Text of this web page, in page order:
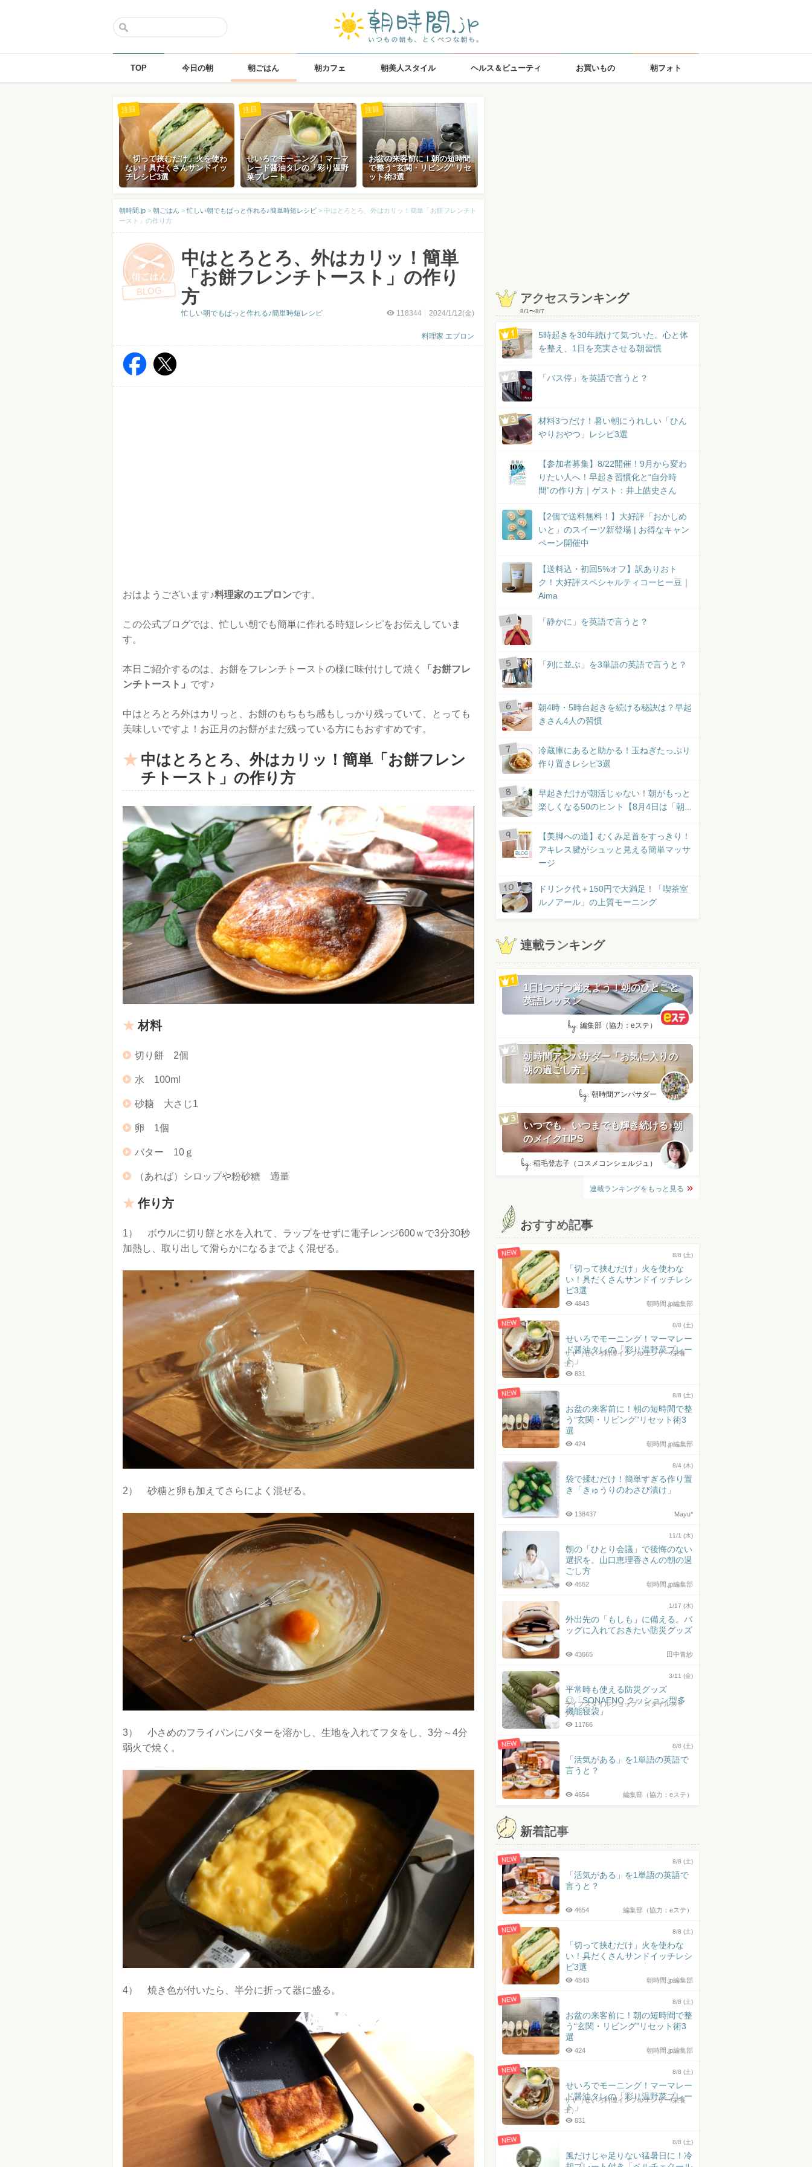
TOP 今日の朝 朝ごはん 朝カフェ 朝美人スタイル ヘルス＆ビューティ お買いもの 朝フォト
「切って挟むだけ」火を使わ
ない！具だくさんサンドイッ
チレシピ3選
注目
せいろでモーニング！マーマ
レード醤油タレの「彩り温野
菜プレート」
注目
お盆の来客前に！朝の短時間
で整う“玄関・リビング”リセ
ット術3選
注目
朝時間.jp > 朝ごはん >忙しい朝でもぱっと作れる♪簡単時短レシピ > 中はとろとろ、外はカリッ！簡単「お餅フレンチト
ースト」の作り方
BLOG
中はとろとろ、外はカリッ！簡単
「お餅フレンチトースト」の作り
方
118344 2024/1/12(金)
料理家 エプロン
忙しい朝でもぱっと作れる♪簡単時短レシピ
おはようございます♪料理家のエプロンです。
この公式ブログでは、忙しい朝でも簡単に作れる時短レシピをお伝えしていま
す。
本日ご紹介するのは、お餅をフレンチトーストの様に味付けして焼く
「お餅フレ
ンチトースト」 です♪
中はとろとろ外はカリっと、お餅のもちもち感もしっかり残っていて、とっても
美味しいですよ！お正月のお餅がまだ残っている方にもおすすめです。
中はとろとろ、外はカリッ！簡単「お餅フレン
チトースト」の作り方
材料
切り餅 2個
水 100ml
砂糖 大さじ1
卵 1個
バター 10ｇ
（あれば）シロップや粉砂糖 適量
作り方
1） ボウルに切り餅と水を入れて、ラップをせずに電子レンジ600ｗで3分30秒
加熱し、取り出して滑らかになるまでよく混ぜる。
2） 砂糖と卵も加えてさらによく混ぜる。
3） 小さめのフライパンにバターを溶かし、生地を入れてフタをし、3分～4分
弱火で焼く。
4） 焼き色が付いたら、半分に折って器に盛る。
アクセスランキング
8/1〜8/7
5時起きを30年続けて気づいた。心と体
を整え、1日を充実させる朝習慣
「バス停」を英語で言うと？
材料3つだけ！暑い朝にうれしい「ひん
やりおやつ」レシピ3選
【参加者募集】8/22開催！9月から変わ
りたい人へ！早起き習慣化と“自分時
間”の作り方｜ゲスト：井上皓史さん
【2個で送料無料！】大好評「おかしめ
いと」のスイーツ新登場 | お得なキャン
ペーン開催中
【送料込・初回5%オフ】訳ありおト
ク！大好評スペシャルティコーヒー豆｜
Aima
「静かに」を英語で言うと？
「列に並ぶ」を3単語の英語で言うと？
朝4時・5時台起きを続ける秘訣は？早起
きさん4人の習慣
冷蔵庫にあると助かる！玉ねぎたっぷり
作り置きレシピ3選
早起きだけが朝活じゃない！朝がもっと
楽しくなる50のヒント【8月4日は「朝...
BLOG
【美脚への道】むくみ足首をすっきり！
アキレス腱がシュッと見える簡単マッサ
ージ
ドリンク代＋150円で大満足！「喫茶室
ルノアール」の上質モーニング
連載ランキング
1日1つずつ覚えよう！朝のひとこと
英語レッスン
by: 編集部（協力：eステ）
朝時間アンバサダー「お気に入りの
朝の過ごし方」
by: 朝時間アンバサダー
いつでも、いつまでも輝き続ける♪朝
のメイクTIPS
by: 稲毛登志子（コスメコンシェルジュ）
連載ランキングをもっと見る
おすすめ記事
NEW 8/8 (土)
「切って挟むだけ」火を使わな
い！具だくさんサンドイッチレシ
ピ3選
朝時間.jp編集部
4843
NEW 8/8 (土)
せいろでモーニング！マーマレー
ド醤油タレの「彩り温野菜プレー
ト」
サヤ（せいろ料理インフルエンサー/栄養
士）
831
NEW 8/8 (土)
お盆の来客前に！朝の短時間で整
う“玄関・リビング”リセット術3
選
朝時間.jp編集部
424
8/4 (木)
袋で揉むだけ！簡単すぎる作り置
き「きゅうりのわさび漬け」
Mayu*
138437
11/1 (水)
朝の「ひとり会議」で後悔のない
選択を。山口恵理香さんの朝の過
ごし方
朝時間.jp編集部
4662
1/17 (水)
外出先の「もしも」に備える。バ
ッグに入れておきたい防災グッズ
田中青紗
43665
3/11 (金)
平常時も使える防災グッズ
◎「SONAENO クッション型多
機能寝袋」
ライフスタイルショップ「スタイルスト
ア」
11766
NEW 8/8 (土)
「活気がある」を1単語の英語で
言うと？
編集部（協力：eステ）
4654
新着記事
NEW 8/8 (土)
「活気がある」を1単語の英語で
言うと？
編集部（協力：eステ）
4654
NEW 8/8 (土)
「切って挟むだけ」火を使わな
い！具だくさんサンドイッチレシ
ピ3選
朝時間.jp編集部
4843
NEW 8/8 (土)
お盆の来客前に！朝の短時間で整
う“玄関・リビング”リセット術3
選
朝時間.jp編集部
424
NEW 8/8 (土)
せいろでモーニング！マーマレー
ド醤油タレの「彩り温野菜プレー
ト」
サヤ（せいろ料理インフルエンサー/栄養
士）
831
NEW 8/8 (土)
風だけじゃ足りない猛暑日に！冷